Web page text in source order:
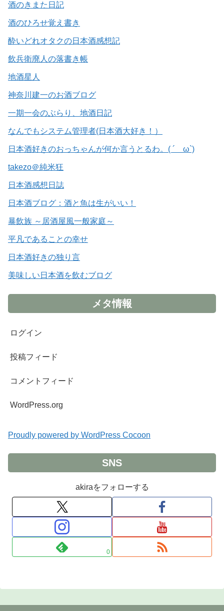
酒のきまた日記
酒のひろせ覚え書き
酔いどれオタクの日本酒感想記
飲兵衛廃人の落書き帳
地酒星人
神奈川建一のお酒ブログ
一期一会のぶらり、地酒日記
なんでもシステム管理者(日本酒大好き！）
日本酒好きのおっちゃんが何か言うとるわ。( ´ ω`)
takezo＠純米狂
日本酒感想日誌
日本酒ブログ：酒と魚は生がいい！
暴飲族 ～居酒屋風一般家庭～
平凡であることの幸せ
日本酒好きの独り言
美味しい日本酒を飲むブログ
メタ情報
ログイン
投稿フィード
コメントフィード
WordPress.org
Proudly powered by WordPress Cocoon
SNS
akiraをフォローする
0